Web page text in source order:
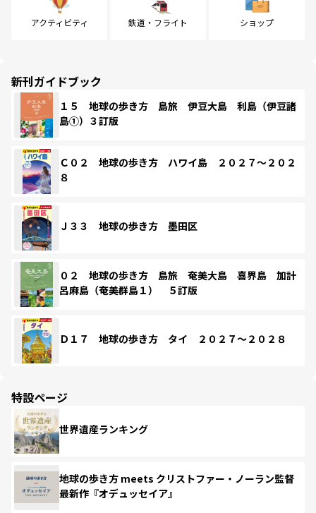
アクティビティ 鉄道・フライト ショップ
新刊ガイドブック
１５ 地球の歩き方 島旅 伊豆大島 利島（伊豆諸
島①）３訂版
Ｃ０２ 地球の歩き方 ハワイ島 ２０２７～２０２
８
Ｊ３３ 地球の歩き方 墨田区
０２ 地球の歩き方 島旅 奄美大島 喜界島 加計
呂麻島（奄美群島１） ５訂版
Ｄ１７ 地球の歩き方 タイ ２０２７～２０２８
特設ページ
世界遺産ランキング
地球の歩き方 meets クリストファー・ノーラン監督
最新作『オデュッセイア』